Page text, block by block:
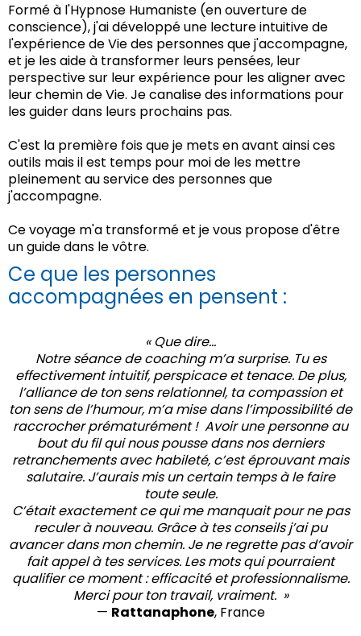
Formé à l'Hypnose Humaniste (en ouverture de
conscience), j'ai développé une lecture intuitive de
l'expérience de Vie des personnes que j'accompagne,
et je les aide à transformer leurs pensées, leur
perspective sur leur expérience pour les aligner avec
leur chemin de Vie. Je canalise des informations pour
les guider dans leurs prochains pas.
C'est la première fois que je mets en avant ainsi ces
outils mais il est temps pour moi de les mettre
pleinement au service des personnes que
j'accompagne.
Ce voyage m'a transformé et je vous propose d'être
un guide dans le vôtre.
Ce que les personnes
accompagnées en pensent :
« Que dire…
Notre séance de coaching m’a surprise. Tu es
effectivement intuitif, perspicace et tenace. De plus,
l’alliance de ton sens relationnel, ta compassion et
ton sens de l’humour, m’a mise dans l’impossibilité de
raccrocher prématurément ! Avoir une personne au
bout du fil qui nous pousse dans nos derniers
retranchements avec habileté, c’est éprouvant mais
salutaire. J’aurais mis un certain temps à le faire
toute seule.
C’était exactement ce qui me manquait pour ne pas
reculer à nouveau. Grâce à tes conseils j’ai pu
avancer dans mon chemin. Je ne regrette pas d’avoir
fait appel à tes services. Les mots qui pourraient
qualifier ce moment : efficacité et professionnalisme.
Merci pour ton travail, vraiment. »
— Rattanaphone, France